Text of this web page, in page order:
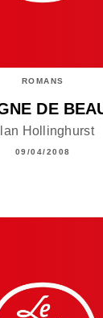
ROMANS
DE
Hollinghurst
09/04/2008